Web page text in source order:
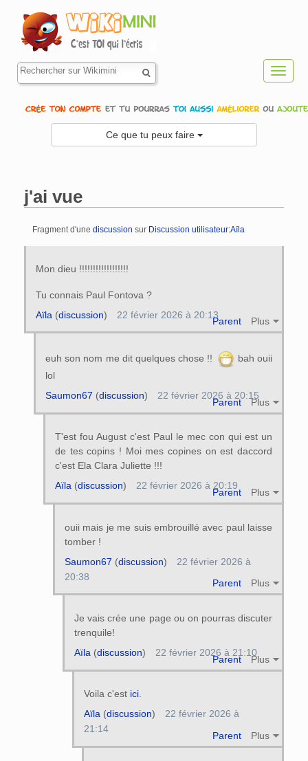
Ce que tu peux faire
j'ai vue
Fragment d'une discussion sur Discussion utilisateur:Aïla
Mon dieu !!!!!!!!!!!!!!!!!!
Tu connais Paul Fontova ?
Parent Plus
Aïla (discussion) 22 février 2026 à 20:13
euh son nom me dit quelques chose !!
bah ouii
lol
Parent Plus
Saumon67 (discussion) 22 février 2026 à 20:15
T'est fou August c'est Paul le mec con qui est un
de tes copins ! Moi mes copines on est daccord
c'est Ela Clara Juliette !!!
Parent Plus
Aïla(discussion) 22 février 2026 à 20:19
ouii mais je me suis embrouillé avec paul laisse
tomber !
Parent Plus
Saumon67 (discussion)
22 février 2026 à
20:38
Je vais crée une page ou on pourras discuter
trenquile!
Parent Plus
Aïla (discussion) 22 février 2026 à 21:10
Voila c'est ici.
Parent Plus
Aïla(discussion)
22 février 2026 à
21:14